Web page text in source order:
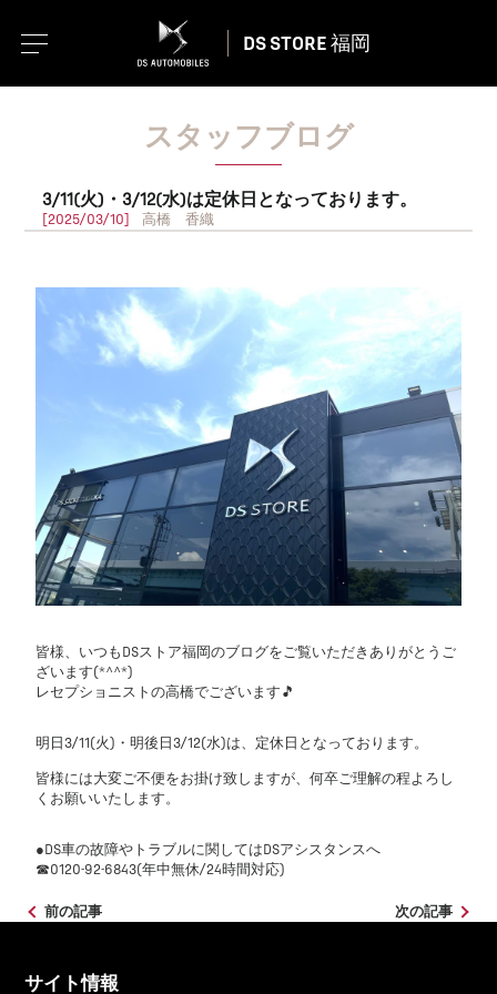
DS STORE 福岡
スタッフブログ
3/11(火)・3/12(水)は定休日となっております。
[2025/03/10] 高橋 香織
皆様、いつもDSストア福岡のブログをご覧いただきありがとうご
ざいます(*^^*)
レセプショニストの高橋でございます🎵
明日3/11(火)・明後日3/12(水)は、定休日となっております。
皆様には大変ご不便をお掛け致しますが、何卒ご理解の程よろし
くお願いいたします。
●DS車の故障やトラブルに関してはDSアシスタンスへ
☎0120-92-6843(年中無休/24時間対応)
前の記事 次の記事
サイト情報